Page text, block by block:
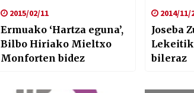
2015/02/11
Ermuako ‘Hartza eguna’,
Bilbo Hiriako Mieltxo
Monforten bidez
2014/11/
Joseba
bileraz